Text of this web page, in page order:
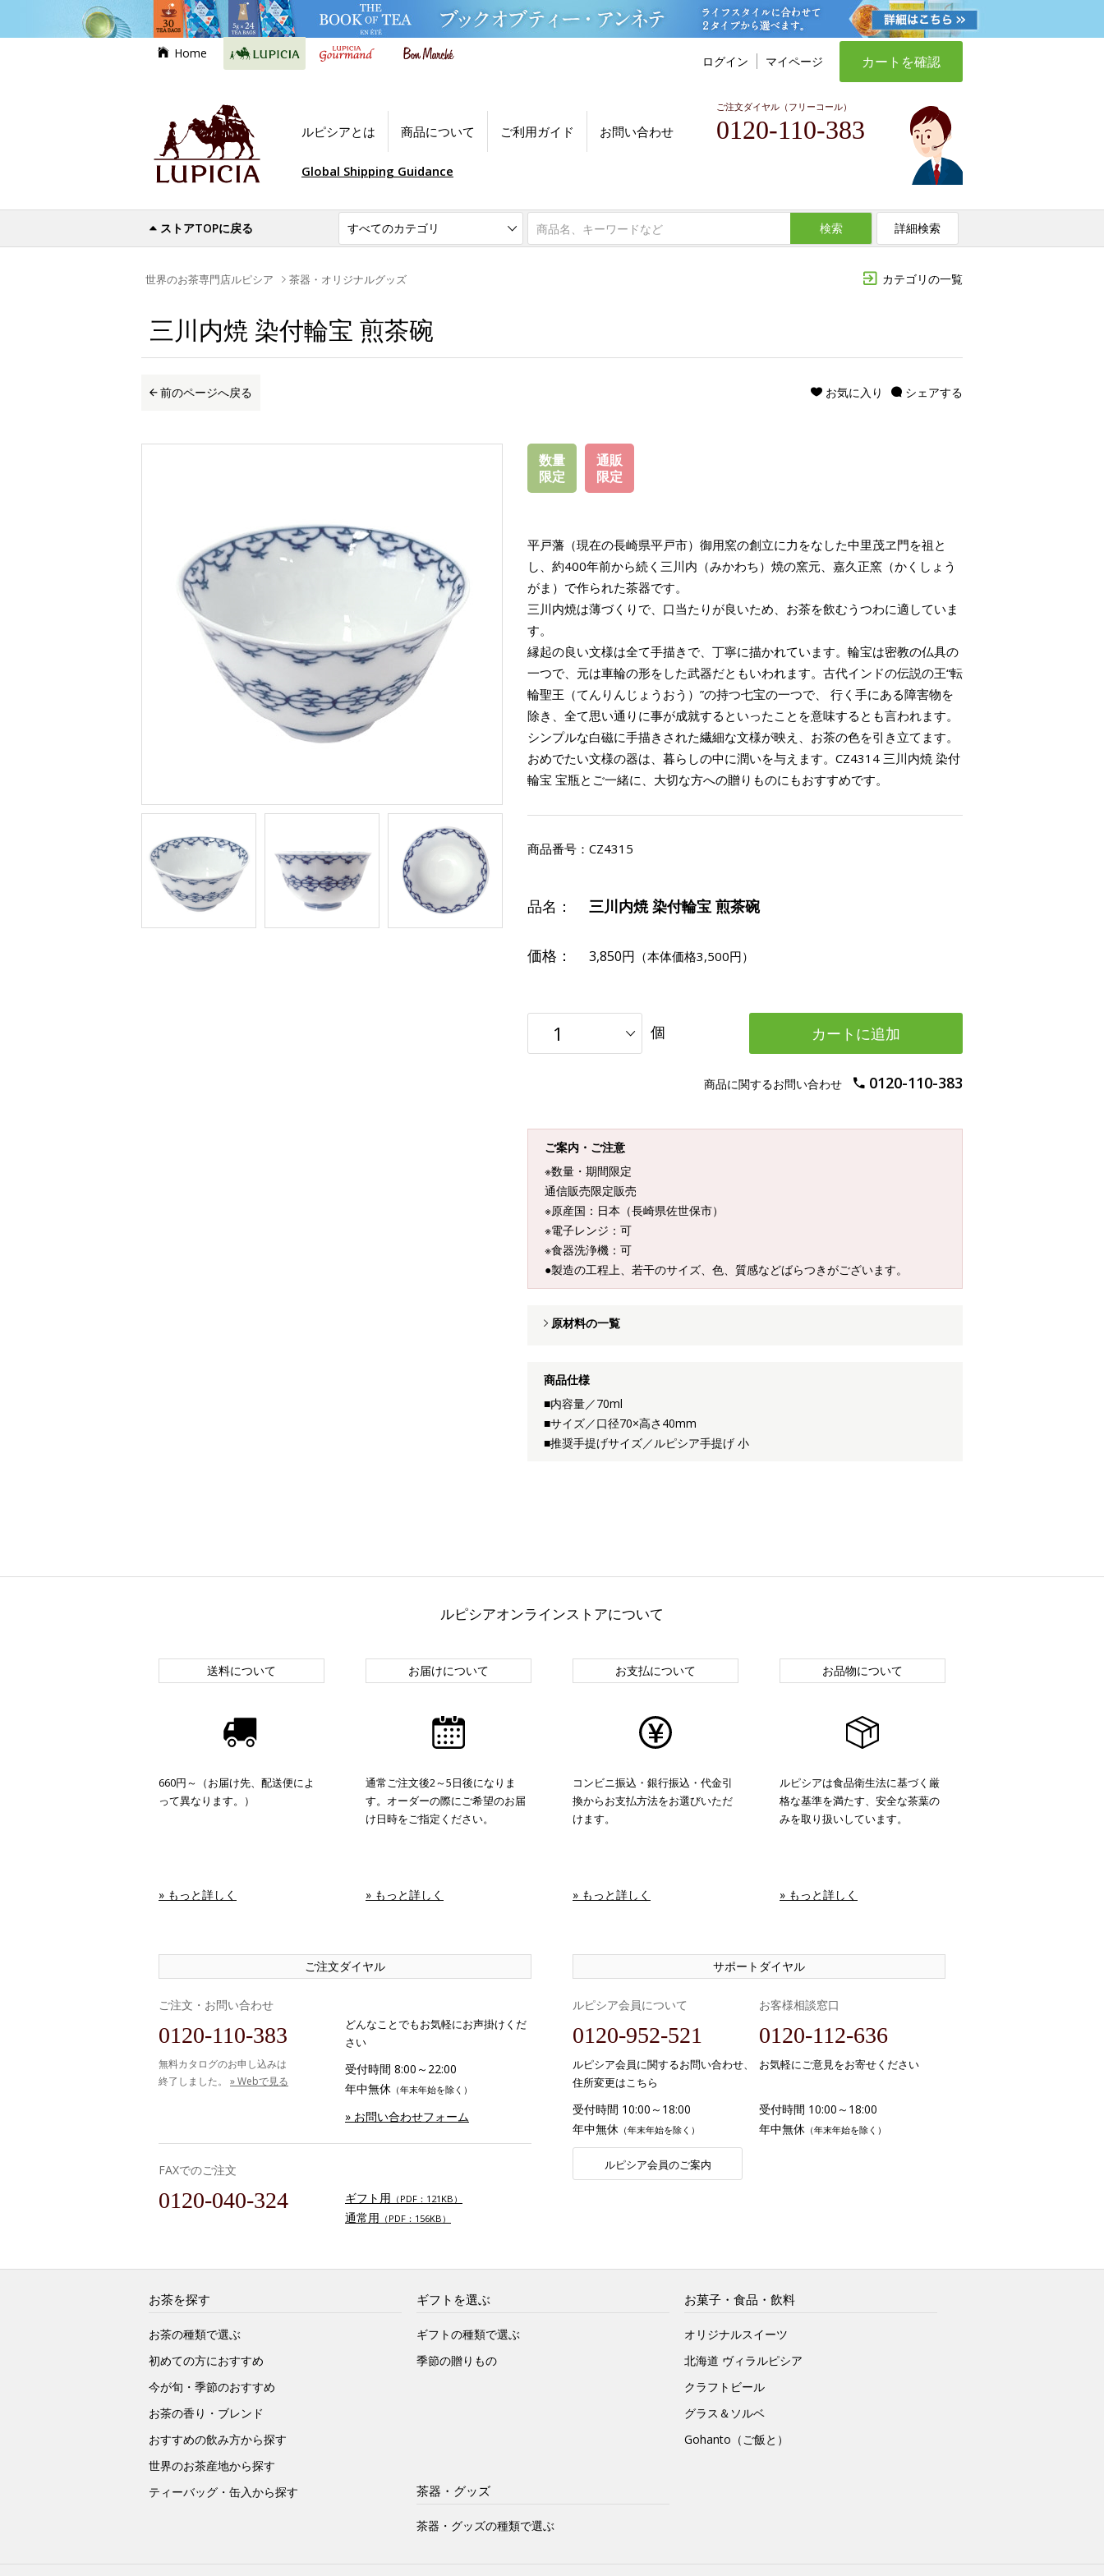
Home
ログイン マイページ カートを確認
ルピシアとは 商品について ご利用ガイド お問い合わせ
ご注文ダイヤル（フリーコール）
0120-110-383
Global Shipping Guidance
ストアTOPに戻る 検索 詳細検索
カテゴリの一覧
世界のお茶専門店ルピシア 茶器・オリジナルグッズ
三川内焼 染付輪宝 煎茶碗
前のページへ戻る シェアする
お気に入り
数量
限定
通販
限定
平戸藩（現在の長崎県平戸市）御用窯の創立に力をなした中里茂ヱ門を祖と
し、約400年前から続く三川内（みかわち）焼の窯元、嘉久正窯（かくしょう
がま）で作られた茶器です。
三川内焼は薄づくりで、口当たりが良いため、お茶を飲むうつわに適していま
す。
縁起の良い文様は全て手描きで、丁寧に描かれています。輪宝は密教の仏具の
一つで、元は車輪の形をした武器だともいわれます。古代インドの伝説の王“転
輪聖王（てんりんじょうおう）”の持つ七宝の一つで、 行く手にある障害物を
除き、全て思い通りに事が成就するといったことを意味するとも言われます。
シンプルな白磁に手描きされた繊細な文様が映え、お茶の色を引き立てます。
おめでたい文様の器は、暮らしの中に潤いを与えます。CZ4314 三川内焼 染付
輪宝 宝瓶とご一緒に、大切な方への贈りものにもおすすめです。
商品番号： CZ4315
品名： 三川内焼 染付輪宝 煎茶碗
価格： 3,850円 （本体価格3,500円）
個 カートに追加
商品に関するお問い合わせ 0120-110-383
ご案内・ご注意
※数量・期間限定
通信販売限定販売
※原産国：日本（長崎県佐世保市）
※電子レンジ：可
※食器洗浄機：可
●製造の工程上、若干のサイズ、色、質感などばらつきがございます。
原材料の一覧
商品仕様
■内容量／70ml
■サイズ／口径70×高さ40mm
■推奨手提げサイズ／ルピシア手提げ 小
ルピシアオンラインストアについて
送料について
660円～（お届け先、配送便によ
って異なります。）
» もっと詳しく
お届けについて
通常ご注文後2～5日後になりま
す。オーダーの際にご希望のお届
け日時をご指定ください。
» もっと詳しく
お支払について
コンビニ振込・銀行振込・代金引
換からお支払方法をお選びいただ
けます。
» もっと詳しく
お品物について
ルピシアは食品衛生法に基づく厳
格な基準を満たす、安全な茶葉の
みを取り扱いしています。
» もっと詳しく
ご注文ダイヤル
ご注文・お問い合わせ
0120-110-383
無料カタログのお申し込みは
終了しました。 » Webで見る
どんなことでもお気軽にお声掛けくだ
さい
受付時間 8:00～22:00
年中無休 （年末年始を除く）
» お問い合わせフォーム
FAXでのご注文
0120-040-324 ギフト用 （PDF：121KB）
通常用 （PDF：156KB）
サポートダイヤル
ルピシア会員について
0120-952-521
ルピシア会員に関するお問い合わせ、
住所変更はこちら
受付時間 10:00～18:00
年中無休 （年末年始を除く）
ルピシア会員のご案内
お客様相談窓口
0120-112-636
お気軽にご意見をお寄せください
受付時間 10:00～18:00
年中無休 （年末年始を除く）
お茶を探す
お茶の種類で選ぶ
初めての方におすすめ
今が旬・季節のおすすめ
お茶の香り・ブレンド
おすすめの飲み方から探す
世界のお茶産地から探す
ティーバッグ・缶入から探す
ギフトを選ぶ
ギフトの種類で選ぶ
季節の贈りもの
お菓子・食品・飲料
オリジナルスイーツ
北海道 ヴィラルピシア
クラフトビール
グラス＆ソルベ
Gohanto（ご飯と）
茶器・グッズ
茶器・グッズの種類で選ぶ